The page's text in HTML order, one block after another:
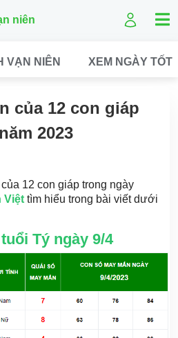
niên
VẠN NIÊN XEM NGÀY TỐT
của 12 con giáp
2023
của 12 con giáp trong ngày
Việt tìm hiểu trong bài viết dưới
Tý ngày 9/4